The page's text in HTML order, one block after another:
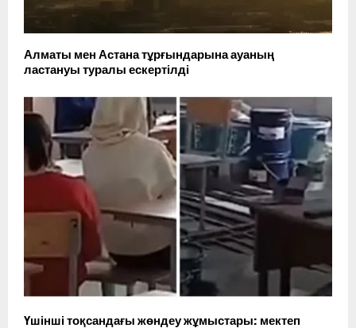
Алматы мен Астана тұрғындарына ауаның
ластануы туралы ескертілді
Үшінші тоқсандағы жөндеу жұмыстары: мектеп